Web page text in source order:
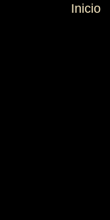
Inicio